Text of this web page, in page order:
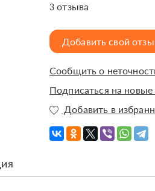
3 отзыва
Добавить свой
Сообщить о
Подписаться на
Добавить в